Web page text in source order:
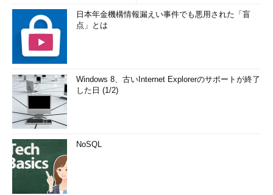
日本年金機構情報漏えい事件でも悪用された「盲
点」とは
Windows 8、古いInternet Explorerのサポートが終了
した日 (1/2)
NoSQL